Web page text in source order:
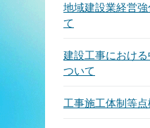
地域建設業経営
て
建設工事におけ
ついて
工事施工体制等